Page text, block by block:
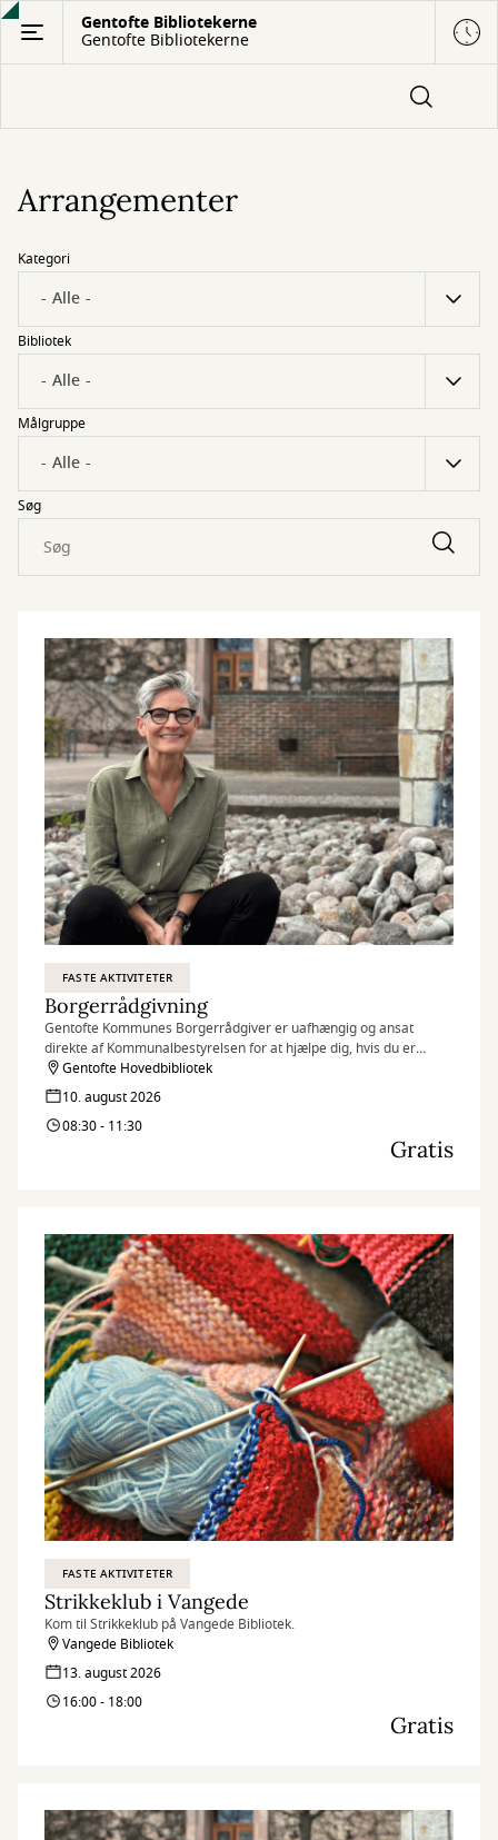
Gå
hovedindhold
Gentofte Bibliotekerne
Gentofte Bibliotekerne
Arrangementer
Kategori
Bibliotek
Målgruppe
Søg
FASTE AKTIVITETER
Borgerrådgivning
Gentofte Kommunes Borgerrådgiver er uafhængig og ansat
direkte af Kommunalbestyrelsen for at hjælpe dig, hvis du er
utilfreds med kommunens behandling af dig eller din sag.
Gentofte Hovedbibliotek
10. august 2026
08:30 - 11:30
Gratis
FASTE AKTIVITETER
Strikkeklub i Vangede
Kom til Strikkeklub på Vangede Bibliotek.
Vangede Bibliotek
13. august 2026
16:00 - 18:00
Gratis